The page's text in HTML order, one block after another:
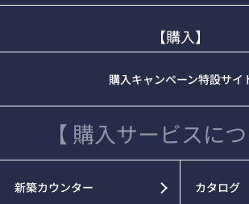
【購入】
購入キャンペーン特設サイ
【 購入サービスにつ
新築カウンター カタログ